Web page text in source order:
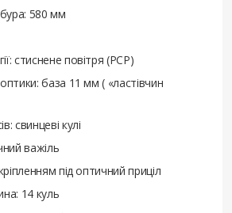
580 мм
стиснене повітря (PCP)
база 11 мм ( «ластівчин
свинцеві кулі
важіль
під оптичний приціл
14 куль